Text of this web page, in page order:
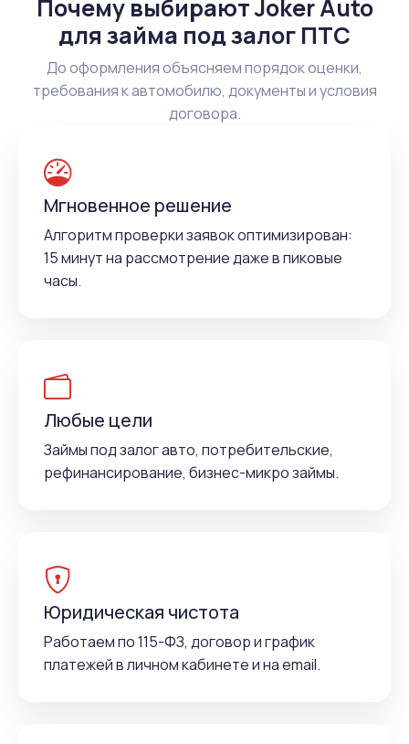
Почему выбирают Joker Auto
для займа под залог ПТС
До оформления объясняем порядок оценки,
требования к автомобилю, документы и условия
договора.
Мгновенное решение
Алгоритм проверки заявок оптимизирован:
15 минут на рассмотрение даже в пиковые
часы.
Любые цели
Займы под залог авто, потребительские,
рефинансирование, бизнес-микро займы.
Юридическая чистота
Работаем по 115-ФЗ, договор и график
платежей в личном кабинете и на email.